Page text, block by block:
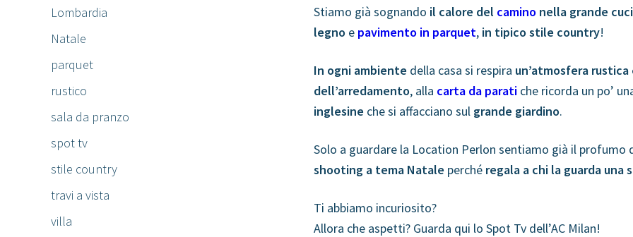
Lombardia
Natale
parquet
rustico
sala da pranzo
spot tv
stile country
travi a vista
villa
Stiamo già sognando il calore del camino nella grande
legno e pavimento in parquet, in tipico stile country!
In ogni ambiente della casa si respira un’atmosfera
dell’arredamento, alla carta da parati che ricorda un po’
inglesine che si affacciano sul grande giardino.
Solo a guardare la Location Perlon sentiamo già il
shooting a tema Natale perché regala a chi la guarda
Ti abbiamo incuriosito?
Allora che aspetti? Guarda qui lo Spot Tv dell’AC Milan!